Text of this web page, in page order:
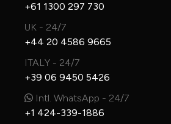
+61 1300 297 730
UK - 24/7
+44 20 4586 9665
ITALY - 24/7
+39 06 9450 5426
Intl. WhatsApp - 24/7
+1 424-339-1886